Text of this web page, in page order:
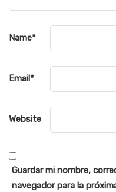
Name*
Email*
Website
Guardar mi nombre,
navegador para la